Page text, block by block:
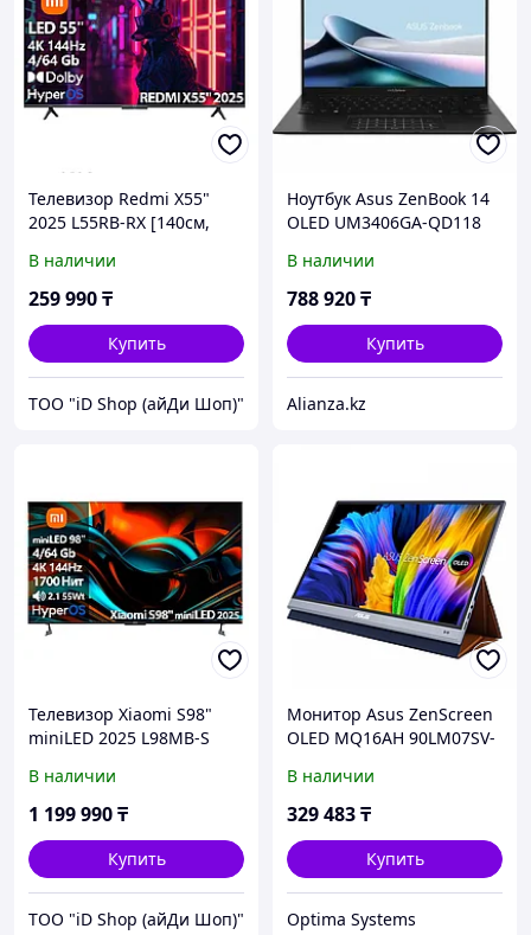
Телевизор Redmi X55"
2025 L55RB-RX [140см,
450Нит, звук 2.0(25Вт)]
В наличии
259 990₸
Купить
ТОО "iD Shop (айДи Шоп)"
Ноутбук Asus ZenBook 14
OLED UM3406GA-QD118
В наличии
788 920₸
Купить
Alianza.kz
Телевизор Xiaomi S98"
miniLED 2025 L98MB-S
LED 1700Нит, звук
2.1(55Вт)]
В наличии
1 199 990₸
Купить
ТОО "iD Shop (айДи Шоп)"
Монитор Asus ZenScreen
OLED MQ16AH 90LM07SV-
HD 1920x1080 (16:9), 60 Гц
В наличии
329 483₸
Купить
Optima Systems